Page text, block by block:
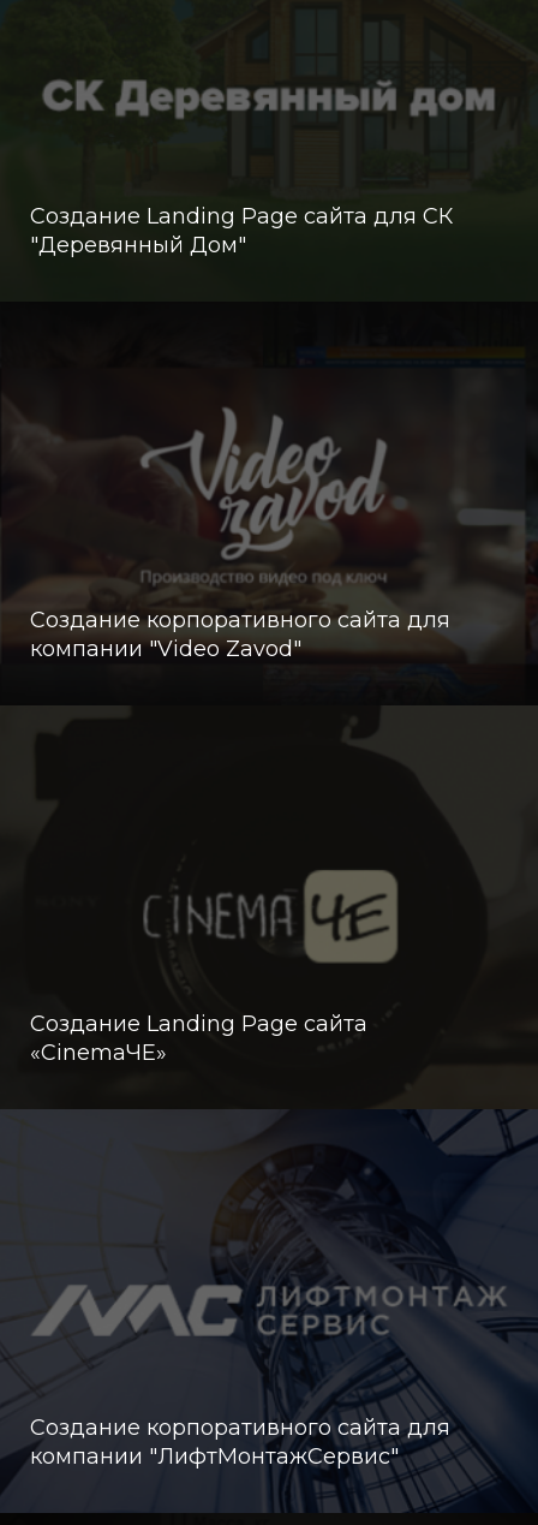
Создание Landing Page сайта для СК
"Деревянный Дом"
Создание корпоративного сайта для
компании "Video Zavod"
Создание Landing Page сайта
«CinemaЧЕ»
Создание корпоративного сайта для
компании "ЛифтМонтажСервис"